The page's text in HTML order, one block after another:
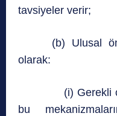
tavsiyeler verir;
(b) Ulusal
olarak:
(i) Gerekli
bu